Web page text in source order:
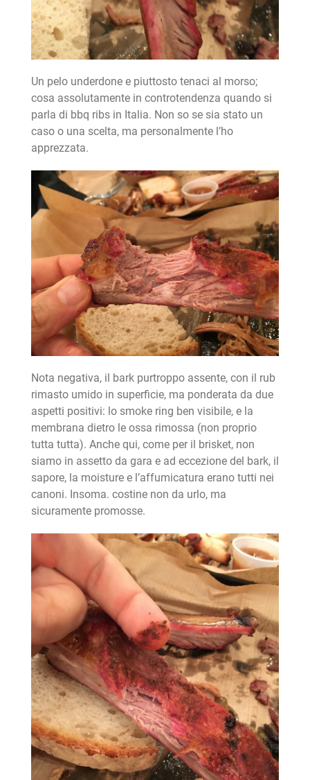
Un pelo underdone e piuttosto tenaci al morso;
cosa assolutamente in controtendenza quando si
parla di bbq ribs in Italia. Non so se sia stato un
caso o una scelta, ma personalmente l’ho
apprezzata.
Nota negativa, il bark purtroppo assente, con il rub
rimasto umido in superficie, ma ponderata da due
aspetti positivi: lo smoke ring ben visibile, e la
membrana dietro le ossa rimossa (non proprio
tutta tutta). Anche qui, come per il brisket, non
siamo in assetto da gara e ad eccezione del bark, il
sapore, la moisture e l’affumicatura erano tutti nei
canoni. Insoma. costine non da urlo, ma
sicuramente promosse.